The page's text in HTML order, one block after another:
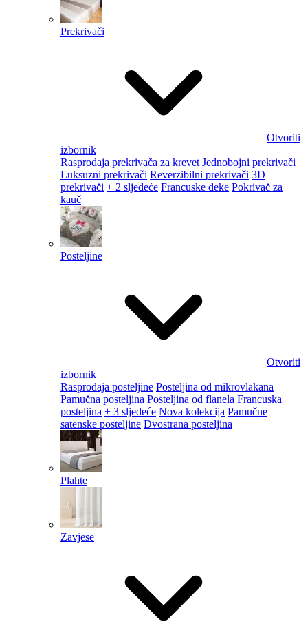
Prekrivači
Otvoriti
izbornik
Rasprodaja prekrivača za krevet Jednobojni prekrivači
Luksuzni prekrivači Reverzibilni prekrivači 3D
prekrivači + 2 sljedeće Francuske deke Pokrivač za
kauč
Posteljine
Otvoriti
izbornik
Rasprodaja posteljine Posteljina od mikrovlakana
Pamučna posteljina Posteljina od flanela Francuska
posteljina + 3 sljedeće Nova kolekcija Pamučne
satenske posteljine Dvostrana posteljina
Plahte
Zavjese